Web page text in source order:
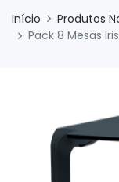
Início Produtos
Pack 8 Mesas